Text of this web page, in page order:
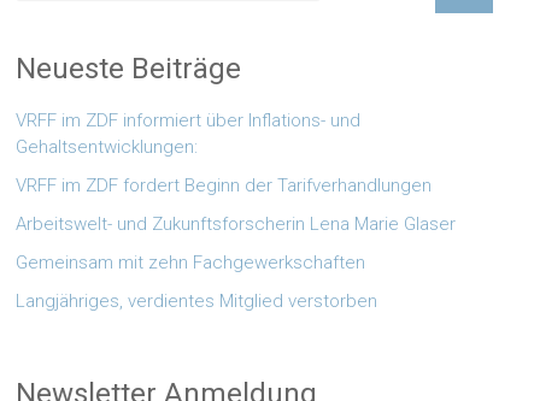
Neueste Beiträge
VRFF im ZDF informiert über Inflations- und
Gehaltsentwicklungen:
VRFF im ZDF fordert Beginn der Tarifverhandlungen
Arbeitswelt- und Zukunftsforscherin Lena Marie Glaser
Gemeinsam mit zehn Fachgewerkschaften
Langjähriges, verdientes Mitglied verstorben
Newsletter Anmeldung